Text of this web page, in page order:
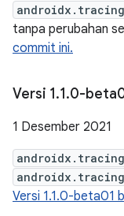
tanpa perubahan
commit ini.
Versi 1.1.0-
1 Desember 2021
Versi 1.1.0-beta01